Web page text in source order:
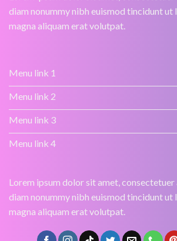
diam nonummy nibh euismod tincidunt ut
magna aliquam erat volutpat.
Menu link 1
Menu link 2
Menu link 3
Menu link 4
Lorem ipsum dolor sit amet,
diam nonummy nibh euismod tincidunt ut
magna aliquam erat volutpat.